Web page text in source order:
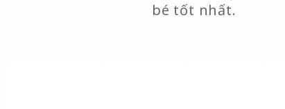
bé tốt nhất.